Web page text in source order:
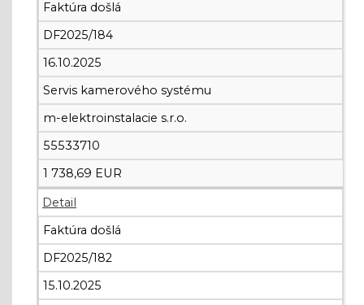
Faktúra došlá
DF2025/184
16.10.2025
Servis kamerového systému
m-elektroinstalacie s.r.o.
55533710
1 738,69 EUR
Detail
Faktúra došlá
DF2025/182
15.10.2025